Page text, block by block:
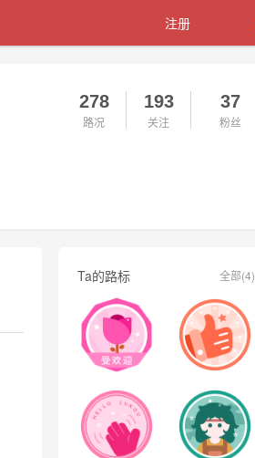
注册
278
路况
193
关注
37
粉丝
Ta的路标 全部(4)